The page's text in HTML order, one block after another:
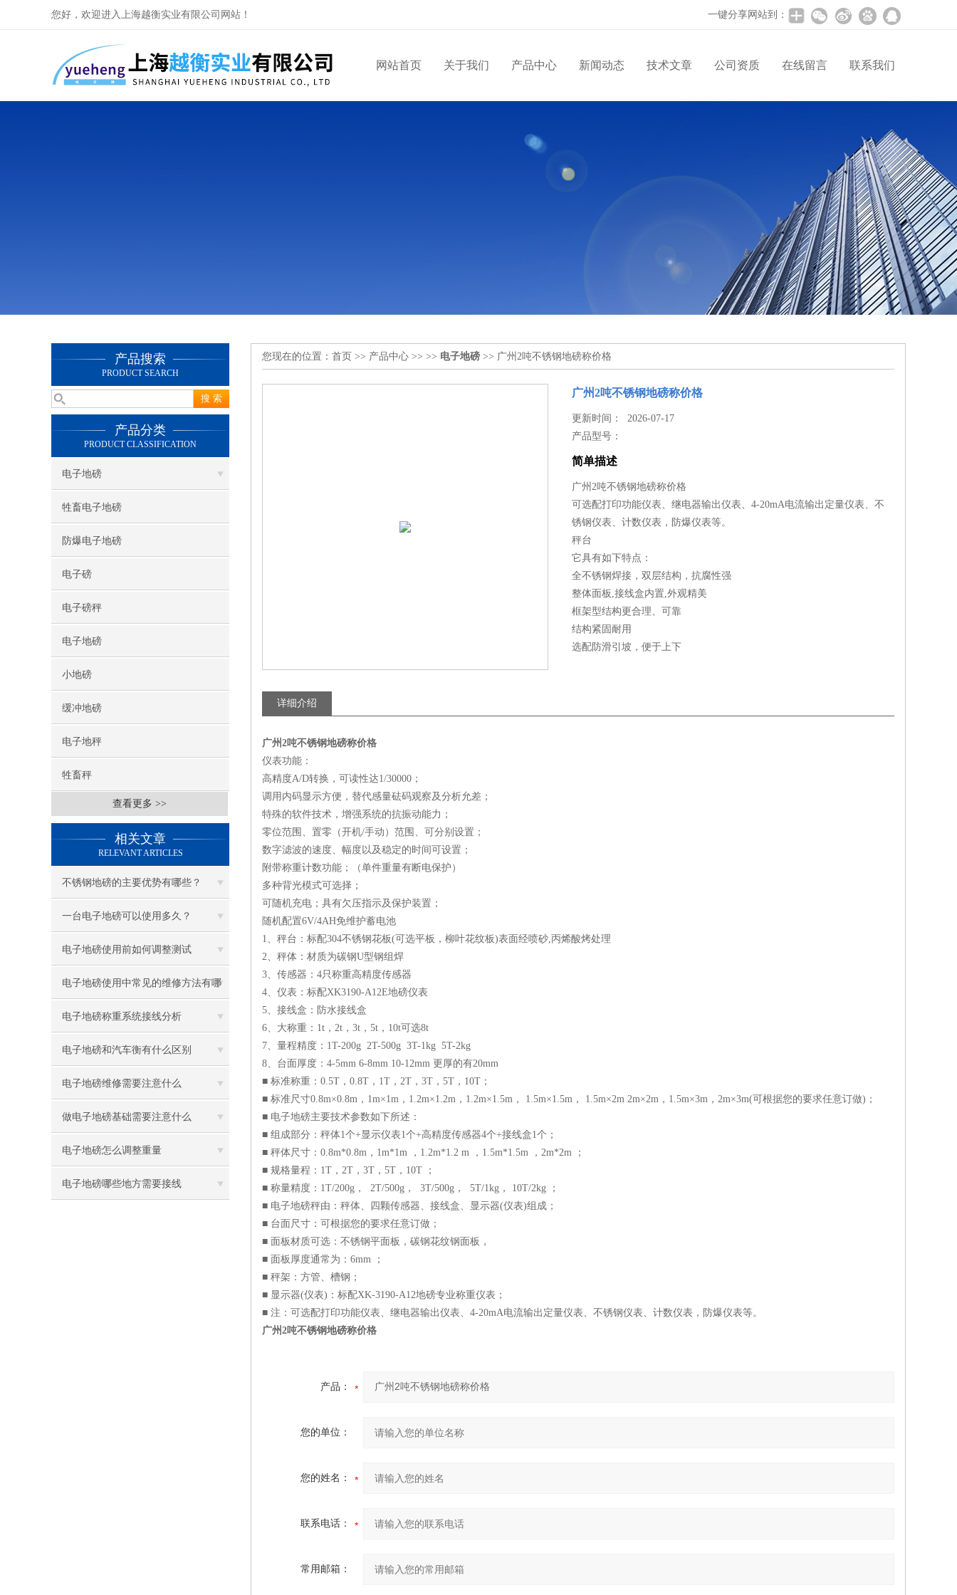
您好，欢迎进入上海越衡实业有限公司网站！ 一键分享网站到：
网站首页 关于我们 产品中心 新闻动态 技术文章 公司资质 在线留言 联系我们
产品搜索
PRODUCT SEARCH
产品分类
PRODUCT CLASSIFICATION
电子地磅
牲畜电子地磅
防爆电子地磅
电子磅
电子磅秤
电子地磅
小地磅
缓冲地磅
电子地秤
牲畜秤
查看更多 >>
相关文章
RELEVANT ARTICLES
不锈钢地磅的主要优势有哪些？
一台电子地磅可以使用多久？
电子地磅使用前如何调整测试
电子地磅使用中常见的维修方法有哪
些
电子地磅称重系统接线分析
电子地磅和汽车衡有什么区别
电子地磅维修需要注意什么
做电子地磅基础需要注意什么
电子地磅怎么调整重量
电子地磅哪些地方需要接线
您现在的位置： 首页 >> 产品中心 >> >> 电子地磅 >> 广州2吨不锈钢地磅称价格
广州2吨不锈钢地磅称价格
更新时间： 2026-07-17
产品型号：
简单描述
广州2吨不锈钢地磅称价格
可选配打印功能仪表、继电器输出仪表、4-20mA电流输出定量仪表、不
锈钢仪表、计数仪表，防爆仪表等。
秤台
它具有如下特点：
全不锈钢焊接，双层结构，抗腐性强
整体面板,接线盒内置,外观精美
框架型结构更合理、可靠
结构紧固耐用
选配防滑引坡，便于上下
详细介绍
广州2吨不锈钢地磅称价格
仪表功能：
高精度A/D转换，可读性达1/30000；
调用内码显示方便，替代感量砝码观察及分析允差；
特殊的软件技术，增强系统的抗振动能力；
零位范围、置零（开机/手动）范围、可分别设置；
数字滤波的速度、幅度以及稳定的时间可设置；
附带称重计数功能；（单件重量有断电保护）
多种背光模式可选择；
可随机充电；具有欠压指示及保护装置；
随机配置6V/4AH免维护蓄电池
1、秤台：标配304不锈钢花板(可选平板，柳叶花纹板)表面经喷砂,丙烯酸烤处理
2、秤体：材质为碳钢U型钢组焊
3、传感器：4只称重高精度传感器
4、仪表：标配XK3190-A12E地磅仪表
5、接线盒：防水接线盒
6、大称重：1t，2t，3t，5t，10t可选8t
7、量程精度：1T-200g 2T-500g 3T-1kg 5T-2kg
8、台面厚度：4-5mm 6-8mm 10-12mm 更厚的有20mm
■ 标准称重：0.5T，0.8T，1T，2T，3T，5T，10T；
■ 标准尺寸0.8m×0.8m，1m×1m，1.2m×1.2m，1.2m×1.5m， 1.5m×1.5m， 1.5m×2m 2m×2m，1.5m×3m，2m×3m(可根据您的要求任意订做)；
■ 电子地磅主要技术参数如下所述：
■ 组成部分：秤体1个+显示仪表1个+高精度传感器4个+接线盒1个；
■ 秤体尺寸：0.8m*0.8m，1m*1m ，1.2m*1.2 m ，1.5m*1.5m ，2m*2m ；
■ 规格量程：1T，2T，3T，5T，10T ；
■ 称量精度：1T/200g， 2T/500g， 3T/500g， 5T/1kg， 10T/2kg ；
■ 电子地磅秤由：秤体、四颗传感器、接线盒、显示器(仪表)组成；
■ 台面尺寸：可根据您的要求任意订做；
■ 面板材质可选：不锈钢平面板，碳钢花纹钢面板，
■ 面板厚度通常为：6mm ；
■ 秤架：方管、槽钢；
■ 显示器(仪表)：标配XK-3190-A12地磅专业称重仪表；
■ 注：可选配打印功能仪表、继电器输出仪表、4-20mA电流输出定量仪表、不锈钢仪表、计数仪表，防爆仪表等。
广州2吨不锈钢地磅称价格
产品：
您的单位：
您的姓名：
联系电话：
常用邮箱：